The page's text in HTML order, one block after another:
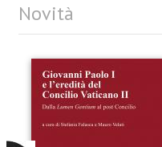
Novità